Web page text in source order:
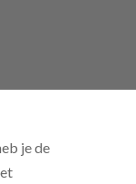
je de